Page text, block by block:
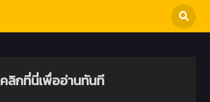
คลิกที่นี่เพื่ออ่านทันที